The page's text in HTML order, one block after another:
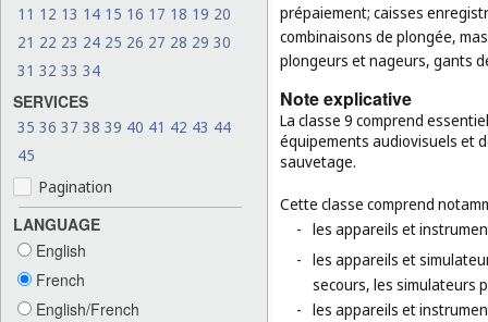
11 12 13 14 15 16 17 18 19 20
21 22 23 24 25 26 27 28 29 30
31 32 33 34
SERVICES
35 36 37 38 39 40 41 42 43 44
45
Pagination
LANGUAGE
English
French
English/French
prépaiement; caisses
combinaisons de plongée,
plongeurs et nageurs, gants
Note explicative
La classe 9 comprend
équipements audiovisuels et
sauvetage.
Cette classe comprend
- les appareils et
- les appareils et
secours, les simulateurs
- les appareils et